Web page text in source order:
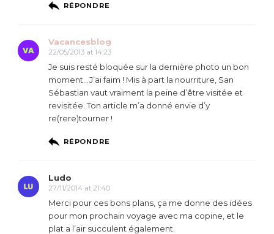
RÉPONDRE
Vacancesblog
22/05/2013 at 14:23
Je suis resté bloquée sur la dernière photo un bon
moment…J’ai faim ! Mis à part la nourriture, San
Sébastian vaut vraiment la peine d’être visitée et
revisitée. Ton article m’a donné envie d’y
re(rere)tourner !
RÉPONDRE
Ludo
27/11/2014 at 21:40
Merci pour ces bons plans, ça me donne des idées
pour mon prochain voyage avec ma copine, et le
plat a l’air succulent également.